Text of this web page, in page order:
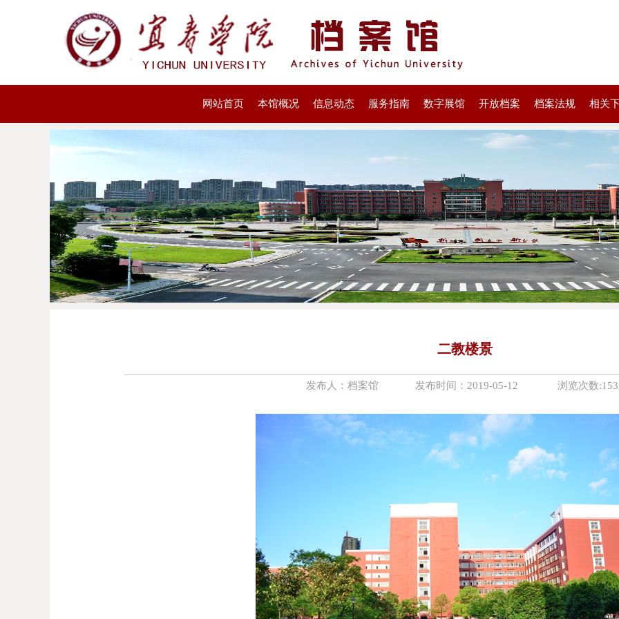
网站首页 本馆概况 信息动态 服务指南 数字展馆 开放档案 档案法规 相关
二教楼景
发布人：档案馆 发布时间：2019-05-12 浏览次数: